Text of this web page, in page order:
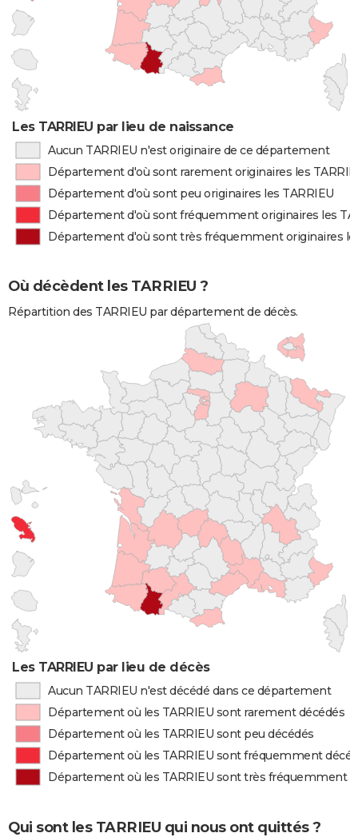
Les TARRIEU par lieu de naissance
Aucun TARRIEU n'est originaire de ce département
Département d'où sont rarement originaires les
Département d'où sont peu originaires les TARRIEU
Département d'où sont fréquemment originaires les
Département d'où sont très fréquemment originaires
Où décèdent les TARRIEU ?
Répartition des TARRIEU par département de décès.
Les TARRIEU par lieu de décès
Aucun TARRIEU n'est décédé dans ce département
Département où les TARRIEU sont rarement décédés
Département où les TARRIEU sont peu décédés
Département où les TARRIEU sont fréquemment
Département où les TARRIEU sont très fréquemment
Qui sont les TARRIEU qui nous ont quittés ?